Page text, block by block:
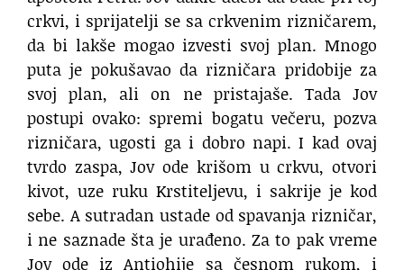
crkvi, i sprijatelji se sa crkvenim rizničarem,
da bi lakše mogao izvesti svoj plan. Mnogo
puta je pokušavao da rizničara pridobije za
svoj plan, ali on ne pristajaše. Tada Jov
postupi ovako: spremi bogatu večeru, pozva
rizničara, ugosti ga i dobro napi. I kad ovaj
tvrdo zaspa, Jov ode krišom u crkvu, otvori
kivot, uze ruku Krstiteljevu, i sakrije je kod
sebe. A sutradan ustade od spavanja rizničar,
i ne saznade šta je urađeno. Za to pak vreme
Jov ode iz Antiohije sa česnom rukom, i